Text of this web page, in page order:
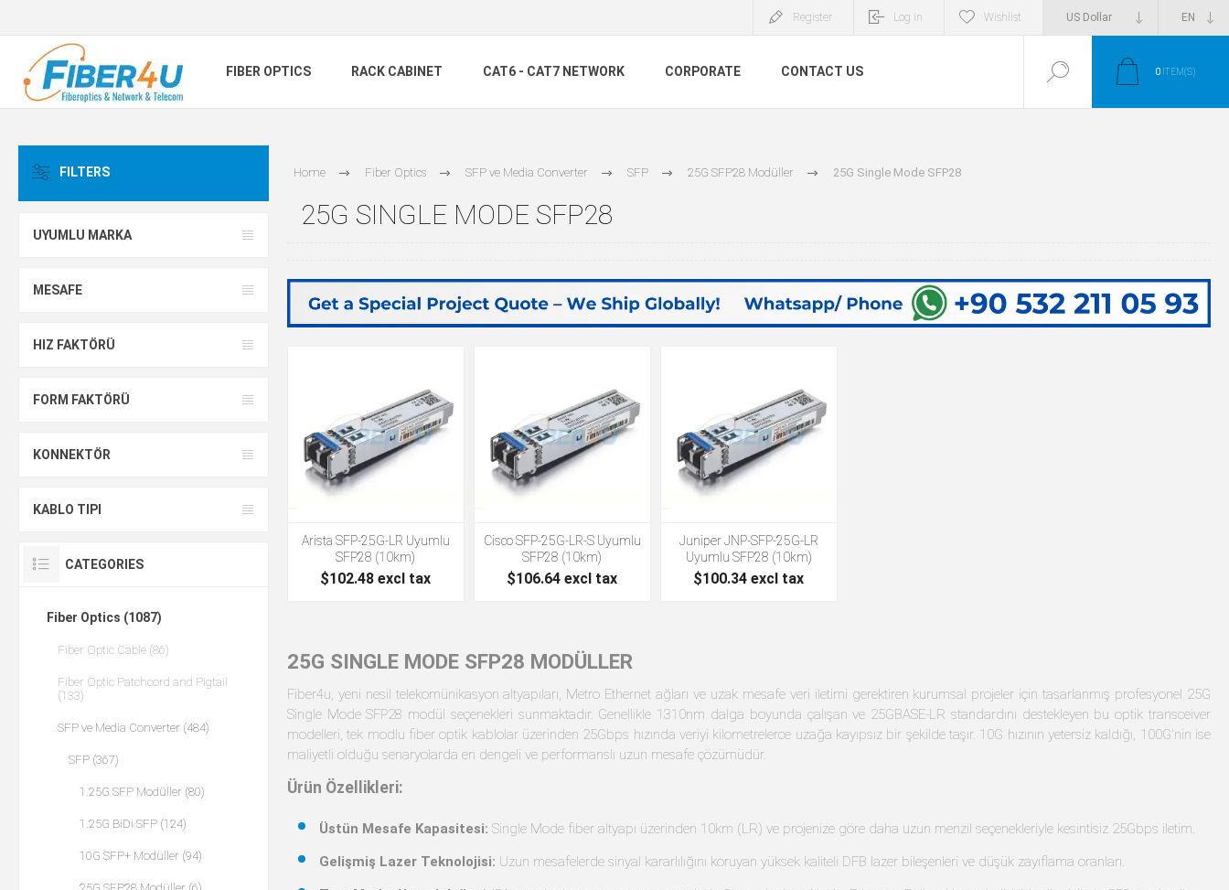
Register Log in Wishlist
FIBER OPTICS RACK CABINET CAT6 - CAT7 NETWORK CORPORATE CONTACT US 0 ITEM(S)
Home Fiber Optics SFP ve Media Converter SFP 25G SFP28 Modüller 25G Single Mode SFP28
25G SINGLE MODE SFP28
Arista SFP-25G-LR Uyumlu
SFP28 (10km)
$102.48 excl tax
Cisco SFP-25G-LR-S Uyumlu
SFP28 (10km)
$106.64 excl tax
Juniper JNP-SFP-25G-LR
Uyumlu SFP28 (10km)
$100.34 excl tax
25G SINGLE MODE SFP28 MODÜLLER
Fiber4u, yeni nesil telekomünikasyon altyapıları, Metro Ethernet ağları ve uzak mesafe veri iletimi gerektiren kurumsal projeler için tasarlanmış profesyonel 25G
Single Mode SFP28 modül seçenekleri sunmaktadır. Genellikle 1310nm dalga boyunda çalışan ve 25GBASE-LR standardını destekleyen bu optik transceiver
modelleri, tek modlu fiber optik kablolar üzerinden 25Gbps hızında veriyi kilometrelerce uzağa kayıpsız bir şekilde taşır. 10G hızının yetersiz kaldığı, 100G'nin ise
maliyetli olduğu senaryolarda en dengeli ve performanslı uzun mesafe çözümüdür.
Ürün Özellikleri:
Üstün Mesafe Kapasitesi: Single Mode fiber altyapı üzerinden 10km (LR) ve projenize göre daha uzun menzil seçenekleriyle kesintisiz 25Gbps iletim.
Gelişmiş Lazer Teknolojisi: Uzun mesafelerde sinyal kararlılığını koruyan yüksek kaliteli DFB lazer bileşenleri ve düşük zayıflama oranları.
FILTERS
UYUMLU MARKA
MESAFE
HIZ FAKTÖRÜ
FORM FAKTÖRÜ
KONNEKTÖR
KABLO TIPI
CATEGORIES
Fiber Optics (1087)
Fiber Optic Cable (86)
Fiber Optic Patchcord and Pigtail
(133)
SFP ve Media Converter (484)
SFP (367)
1.25G SFP Modüller (80)
1.25G BiDi SFP (124)
10G SFP+ Modüller (94)